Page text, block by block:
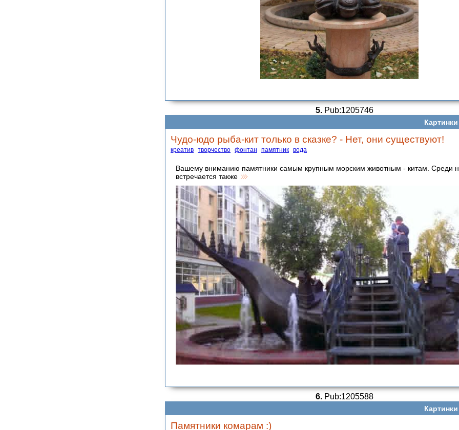
5.Pub:1205746
Чудо-юдо рыба-кит только в сказке? - Нет, они существуют!
креатив творчество фонтан памятник вода
Вашему вниманию памятники самым крупным морским животным - китам. Среди
встречается также
6.Pub:1205588
Памятники комарам :)